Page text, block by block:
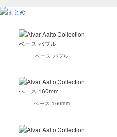
ベース バブル
ベース 160mm